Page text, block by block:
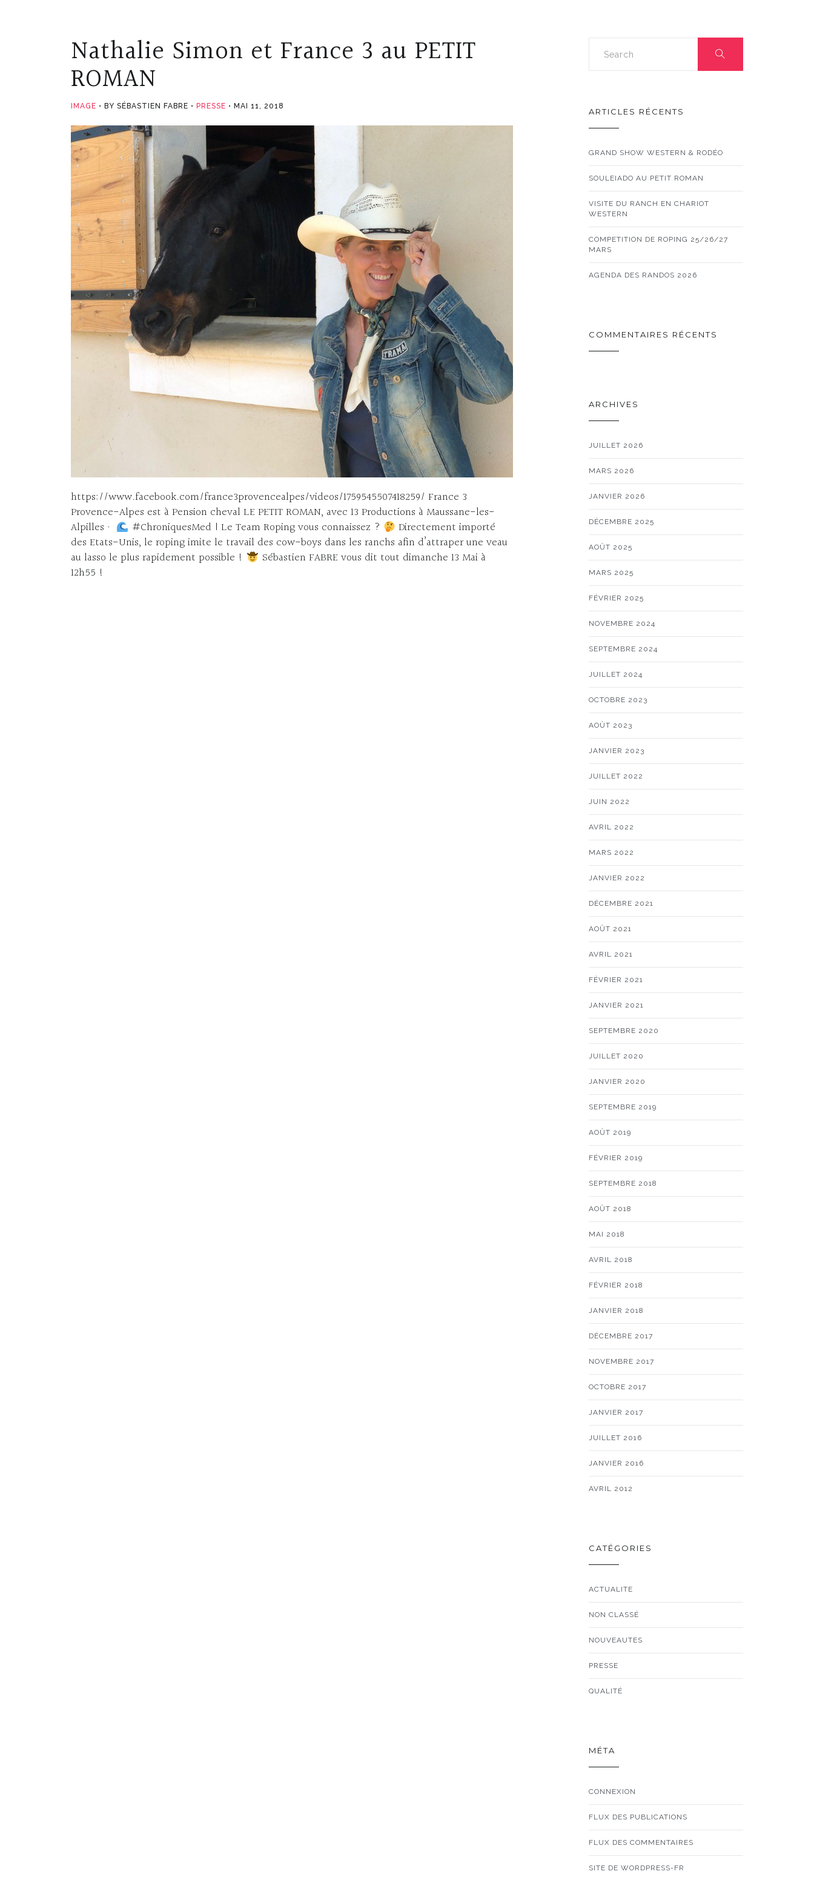
Nathalie Simon et France 3 au PETIT
ROMAN
IMAGE BY SÉBASTIEN FABRE PRESSE MAI 11, 2018
https://www.facebook.com/france3provencealpes/videos/1759545507418259/ France 3
Provence-Alpes est à Pension cheval LE PETIT ROMAN, avec 13 Productions à Maussane-les-
Alpilles ·
#ChroniquesMed | Le Team Roping vous connaissez ?
Directement importé
des Etats-Unis, le roping imite le travail des cow-boys dans les ranchs afin d’attraper une veau
au lasso le plus rapidement possible !
Sébastien FABRE vous dit tout dimanche 13 Mai à
12h55 !
ARTICLES RÉCENTS
GRAND SHOW WESTERN & RODÉO
SOULEIADO AU PETIT ROMAN
VISITE DU RANCH EN CHARIOT
WESTERN
COMPETITION DE ROPING 25/26/27
MARS
AGENDA DES RANDOS 2026
COMMENTAIRES RÉCENTS
ARCHIVES
JUILLET 2026
MARS 2026
JANVIER 2026
DÉCEMBRE 2025
AOÛT 2025
MARS 2025
FÉVRIER 2025
NOVEMBRE 2024
SEPTEMBRE 2024
JUILLET 2024
OCTOBRE 2023
AOÛT 2023
JANVIER 2023
JUILLET 2022
JUIN 2022
AVRIL 2022
MARS 2022
JANVIER 2022
DÉCEMBRE 2021
AOÛT 2021
AVRIL 2021
FÉVRIER 2021
JANVIER 2021
SEPTEMBRE 2020
JUILLET 2020
JANVIER 2020
SEPTEMBRE 2019
AOÛT 2019
FÉVRIER 2019
SEPTEMBRE 2018
AOÛT 2018
MAI 2018
AVRIL 2018
FÉVRIER 2018
JANVIER 2018
DÉCEMBRE 2017
NOVEMBRE 2017
OCTOBRE 2017
JANVIER 2017
JUILLET 2016
JANVIER 2016
AVRIL 2012
CATÉGORIES
ACTUALITE
NON CLASSÉ
NOUVEAUTES
PRESSE
QUALITÉ
MÉTA
CONNEXION
FLUX DES PUBLICATIONS
FLUX DES COMMENTAIRES
SITE DE WORDPRESS-FR